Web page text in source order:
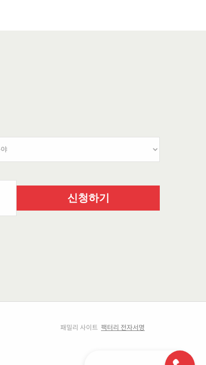
신청하기
패밀리 사이트 팩터리 전자서명